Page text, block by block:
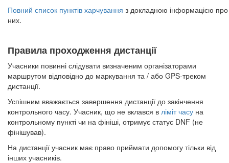
Повний список пунктів харчування з докладною інформацією про
них.
Правила проходження дистанції
Учасники повинні слідувати визначеним організаторами
маршрутом відповідно до маркування та / або GPS-треком
дистанції.
Успішним вважається завершення дистанції до закінчення
контрольного часу. Учасник, що не вклався в ліміт часу на
контрольному пункті чи на фініші, отримує статус DNF (не
фінішував).
На дистанції учасник має право приймати допомогу тільки від
інших учасників.